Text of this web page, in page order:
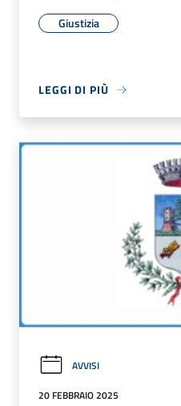
Giustizia
LEGGI DI PIÙ
AVVISI
20 FEBBRAIO 2025